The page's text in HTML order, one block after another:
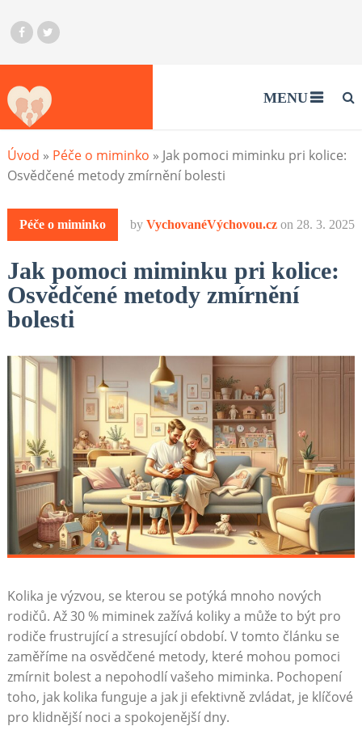
MENU
Úvod » Péče o miminko » Jak pomoci miminku pri kolice:
Osvědčené metody zmírnění bolesti
Péče o miminko by VychovanéVýchovou.cz on 28. 3. 2025
Jak pomoci miminku pri kolice:
Osvědčené metody zmírnění
bolesti
Kolika je výzvou, se kterou se potýká mnoho nových
rodičů. Až 30 % miminek zažívá koliky a může to být pro
rodiče frustrující a stresující období. V tomto článku se
zaměříme na osvědčené metody, které mohou pomoci
zmírnit bolest a nepohodlí vašeho miminka. Pochopení
toho, jak kolika funguje a jak ji efektivně zvládat, je klíčové
pro klidnější noci a spokojenější dny.